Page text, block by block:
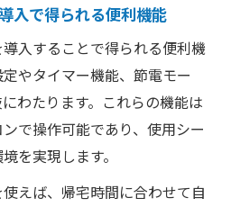
つけっぱなし時の注意点
入で得られる便利機能
入することで得られる便利機
やタイマー機能、節電モー
わたります。これらの機能は
で操作可能であり、使用シー
を実現します。
えば、帰宅時間に合わせて自